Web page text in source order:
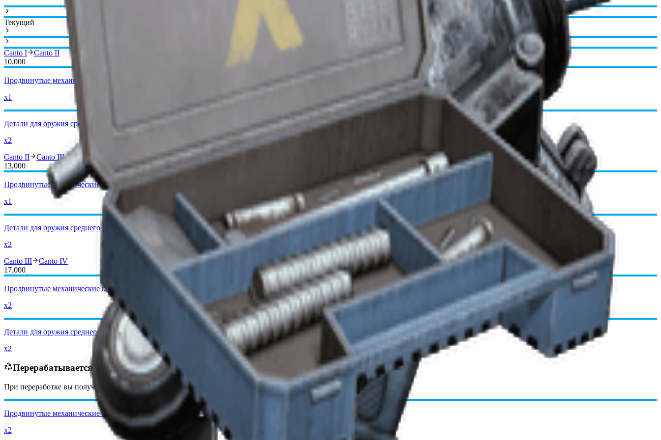
Текущий
Canto I
Canto II
10,000
Продвинутые механические компоненты
x1
Детали для оружия среднего калибра
x2
Canto II
Canto III
13,000
Продвинутые механические компоненты
x1
Детали для оружия среднего калибра
x2
Canto III
Canto IV
17,000
Продвинутые механические компоненты
x2
Детали для оружия среднего калибра
x2
Перерабатывается в
При переработке вы получите -5100 меньше монет рейдеров
Продвинутые механические компоненты
x2